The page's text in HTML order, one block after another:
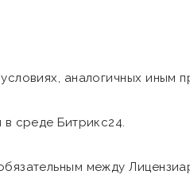
аналогичных иным
в среде Битрикс24.
между